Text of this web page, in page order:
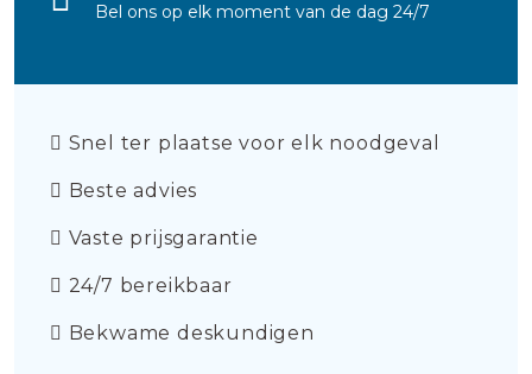
Bel ons op elk moment van de dag 24/7
Snel ter plaatse voor elk noodgeval
Beste advies
Vaste prijsgarantie
24/7 bereikbaar
Bekwame deskundigen